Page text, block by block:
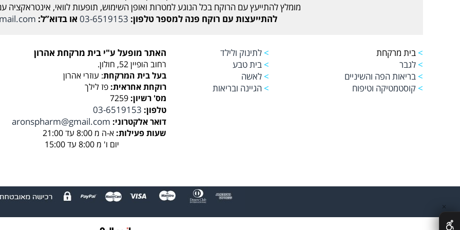
מומלץ להתייעץ עם הרוקח בכל הנוגע למטרות ואופן השימוש, תופעות לוואי, אינטראקציה
להתייעצות עם רוקח פנה למספר טלפון: 03-6519153 או בדוא”ל:
> בית מרקחת
> לגבר
> בריאות הפה והשיניים
> קוסטמטיקה וטיפוח
> לתינוק ולילד
> בית טבע
> לאשה
> הגיינה ובריאות
האתר מופעל ע"י בית מרקחת אהרון
רחוב הופיין 52, חולון.
בעל בית המרקחת: עוזרי אהרון
רוקחת אחראית: פז לילך
מס' רשיון: 7259
טלפון: 03-6519153
דואר אלקטרוני: aronspharm@gmail.com
שעות פעילות: א-ה מ 8:00 עד 21:00
יום ו' מ 8:00 עד 15:00
✕